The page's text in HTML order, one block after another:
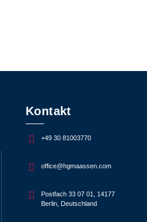
Kontakt
+49 30 81003770
office@hgmaassen.com
Postfach 33 07 01, 14177
Berlin, Deutschland